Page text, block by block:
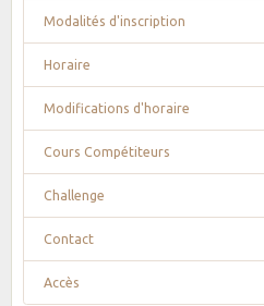
Modalités d'inscription
Horaire
Modifications d'horaire
Cours Compétiteurs
Challenge
Contact
Accès